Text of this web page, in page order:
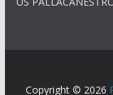
Copyright © 2026